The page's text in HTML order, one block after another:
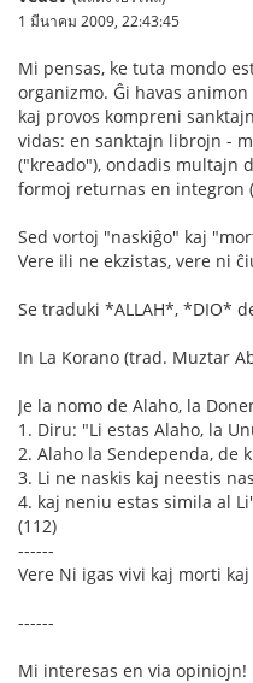
1 มีนาคม 2009, 22:43:45
Mi pensas, ke tuta mondo
organizmo. Ĝi havas
kaj provos kompreni
vidas: en sanktajn librojn -
("kreado"), ondadis multajn
formoj returnas en integron
Sed vortoj "naskiĝo" kaj
Vere ili ne ekzistas, vere ni
Se traduki *ALLAH*, *DIO*
In La Korano (trad. Muztar
Je la nomo de Alaho, la
1. Diru: "Li estas Alaho, la
2. Alaho la Sendependa, de
3. Li ne naskis kaj neestis
4. kaj neniu estas simila al
(112)
------
Vere Ni igas vivi kaj morti
------
Mi interesas en via opiniojn!